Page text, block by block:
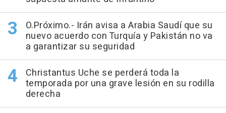
O.Próximo.- Irán avisa a Arabia Saudí que su
nuevo acuerdo con Turquía y Pakistán no va
a garantizar su seguridad
Christantus Uche se perderá toda la
temporada por una grave lesión en su rodilla
derecha